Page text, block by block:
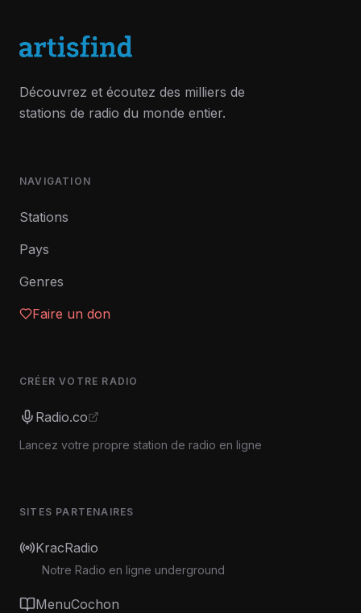
Découvrez et écoutez des milliers de
stations de radio du monde entier.
NAVIGATION
Stations
Pays
Genres
Faire un don
CRÉER VOTRE RADIO
Radio.co
Lancez votre propre station de radio en ligne
SITES PARTENAIRES
KracRadio
Notre Radio en ligne underground
MenuCochon